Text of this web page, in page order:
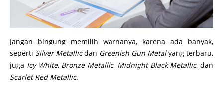
Jangan bingung memilih warnanya, karena ada banyak,
seperti Silver Metallicdan Greenish Gun Metalyang terbaru,
juga Icy White, Bronze Metallic, Midnight Black Metallic, dan
Scarlet Red Metallic.